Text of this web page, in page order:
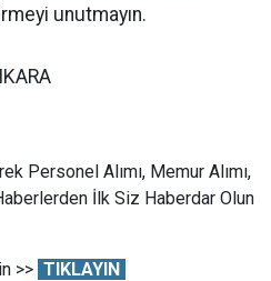
unutmayın.
Personel Alımı, Memur Alımı,
İlk Siz Haberdar Olun
>> TIKLAYIN